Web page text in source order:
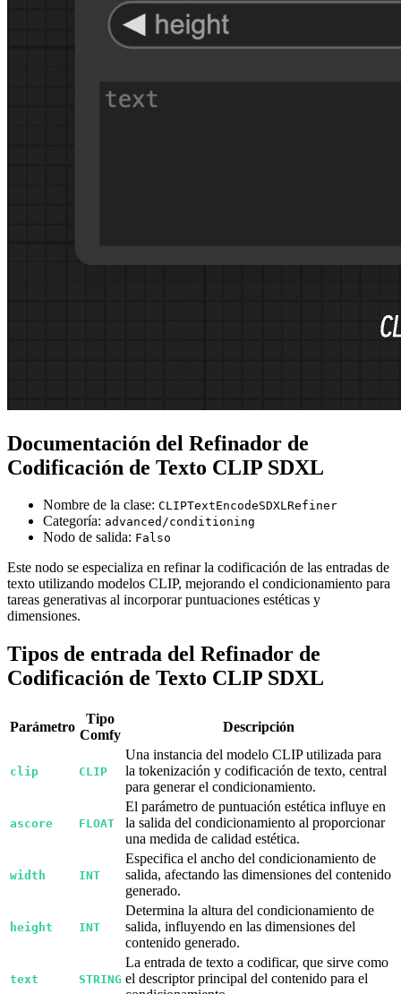
Documentación del Refinador de
Codificación de Texto CLIP SDXL
Nombre de la clase: CLIPTextEncodeSDXLRefiner
Categoría: advanced/conditioning
Nodo de salida: Falso
Este nodo se especializa en refinar la codificación de las entradas de
texto utilizando modelos CLIP, mejorando el condicionamiento para
tareas generativas al incorporar puntuaciones estéticas y
dimensiones.
Tipos de entrada del Refinador de
Codificación de Texto CLIP SDXL
Parámetro
Tipo
Comfy
Descripción
clip CLIP
Una instancia del modelo CLIP utilizada para
la tokenización y codificación de texto, central
para generar el condicionamiento.
ascore FLOAT
El parámetro de puntuación estética influye en
la salida del condicionamiento al proporcionar
una medida de calidad estética.
width INT
Especifica el ancho del condicionamiento de
salida, afectando las dimensiones del contenido
generado.
height INT
Determina la altura del condicionamiento de
salida, influyendo en las dimensiones del
contenido generado.
text STRING
La entrada de texto a codificar, que sirve como
el descriptor principal del contenido para el